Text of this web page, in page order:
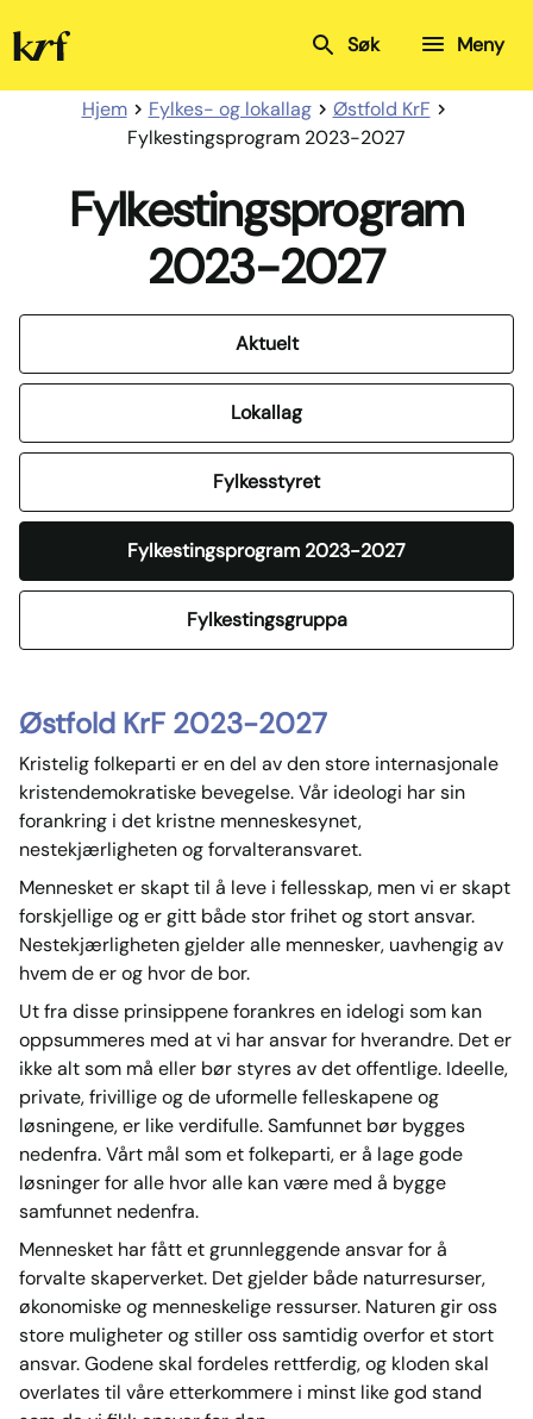
Kristelig
Folkeparti Meny
Søk
Hjem Fylkes- og lokallag
Østfold KrF
Fylkestingsprogram 2023-2027
Fylkestingsprogram
2023-2027
Aktuelt
Lokallag
Fylkesstyret
Fylkestingsprogram 2023-2027
Fylkestingsgruppa
Østfold KrF 2023-2027
Kristelig folkeparti er en del av den store internasjonale
kristendemokratiske bevegelse. Vår ideologi har sin
forankring i det kristne menneskesynet,
nestekjærligheten og forvalteransvaret.
Mennesket er skapt til å leve i fellesskap, men vi er skapt
forskjellige og er gitt både stor frihet og stort ansvar.
Nestekjærligheten gjelder alle mennesker, uavhengig av
hvem de er og hvor de bor.
Ut fra disse prinsippene forankres en idelogi som kan
oppsummeres med at vi har ansvar for hverandre. Det er
ikke alt som må eller bør styres av det offentlige. Ideelle,
private, frivillige og de uformelle felleskapene og
løsningene, er like verdifulle. Samfunnet bør bygges
nedenfra. Vårt mål som et folkeparti, er å lage gode
løsninger for alle hvor alle kan være med å bygge
samfunnet nedenfra.
Mennesket har fått et grunnleggende ansvar for å
forvalte skaperverket. Det gjelder både naturresurser,
økonomiske og menneskelige ressurser. Naturen gir oss
store muligheter og stiller oss samtidig overfor et stort
ansvar. Godene skal fordeles rettferdig, og kloden skal
overlates til våre etterkommere i minst like god stand